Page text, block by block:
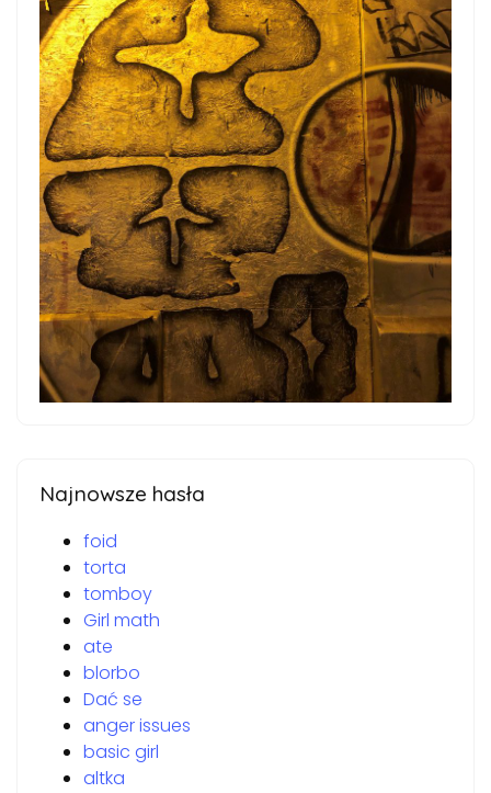
Najnowsze hasła
foid
torta
tomboy
Girl math
ate
blorbo
Dać se
anger issues
basic girl
altka